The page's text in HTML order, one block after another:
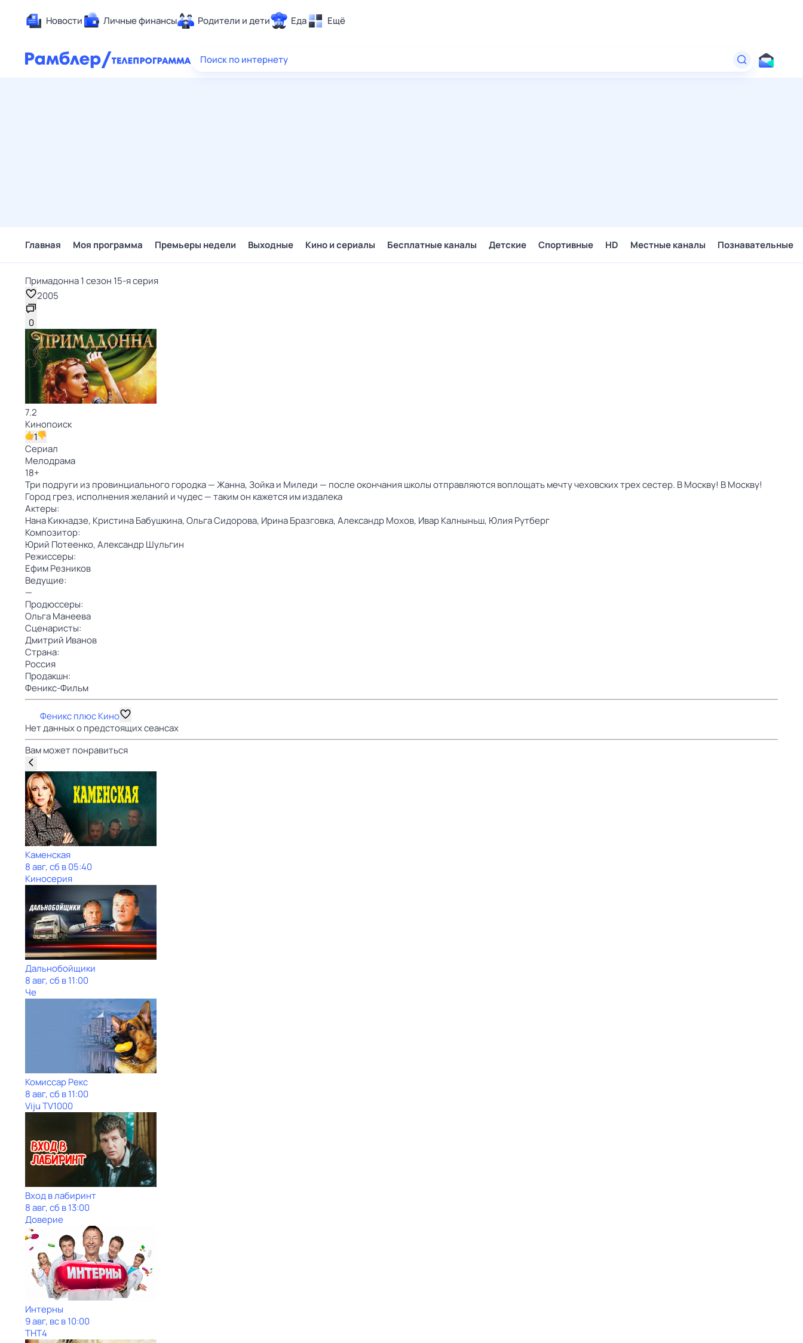
Новости Личные финансы Родители и дети Еда Ещё
Здоровье
Поиск по интернету
Главная Моя программа Премьеры недели Выходные Кино и сериалы Бесплатные каналы Детские Спортивные HD Местные каналы Познавательные
Примадонна 1 сезон 15-я серия
2005
0
7.2
Кинопоиск
1
Сериал
Мелодрама
18+
Три подруги из провинциального городка — Жанна, Зойка и Миледи — после окончания школы отправляются воплощать мечту чеховских трех сестер. В Москву! В Москву!
Город грез, исполнения желаний и чудес — таким он кажется им издалека
Актеры:
Нана Кикнадзе, Кристина Бабушкина,Ольга Сидорова, Ирина Бразговка,Александр Мохов, Ивар Калныньш, Юлия Рутберг
Композитор:
Юрий Потеенко,Александр Шульгин
Режиссеры:
Ефим Резников
Ведущие:
—
Продюссеры:
Ольга Манеева
Сценаристы:
Дмитрий Иванов
Страна:
Россия
Продакшн:
Феникс-Фильм
Феникс плюс Кино
Нет данных о предстоящих сеансах
Вам может понравиться
Каменская
8 авг, сб в 05:40
Киносерия
Дальнобойщики
8 авг, сб в 11:00
Че
Комиссар Рекс
8 авг, сб в 11:00
Viju TV1000
Вход в лабиринт
8 авг, сб в 13:00
Доверие
Интерны
9 авг, вс в 10:00
ТНТ4